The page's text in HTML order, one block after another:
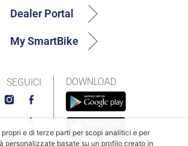
DOWNLOAD
Dealer Portal
My SmartBike
SEGUICI
e di terze parti per scopi analitici e per
personalizzate basate su un profilo creato in